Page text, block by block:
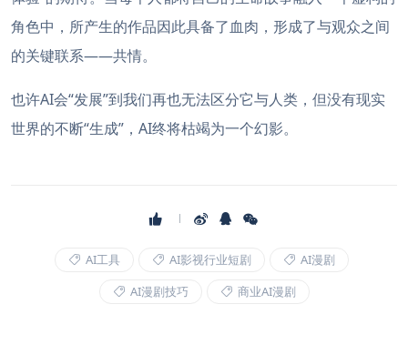
角色中，所产生的作品因此具备了血肉，形成了与观众之间
的关键联系——共情。
也许AI会“发展”到我们再也无法区分它与人类，但没有现实
世界的不断“生成”，AI终将枯竭为一个幻影。
AI工具 AI影视行业短剧
AI漫剧
AI漫剧技巧
商业AI漫剧